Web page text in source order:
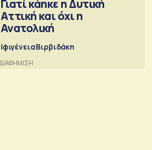
Γιατί κάηκε η Δυτική
Αττική και όχι η
Ανατολική
Ιφιγένεια Βιρβιδάκη